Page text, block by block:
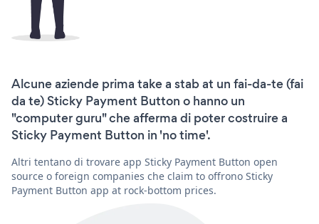
Alcune aziende prima take a stab at un fai-da-te (fai
da te) Sticky Payment Button o hanno un
"computer guru" che afferma di poter costruire a
Sticky Payment Button in 'no time'.
Altri tentano di trovare app Sticky Payment Button open
source o foreign companies che claim to offrono Sticky
Payment Button app at rock-bottom prices.